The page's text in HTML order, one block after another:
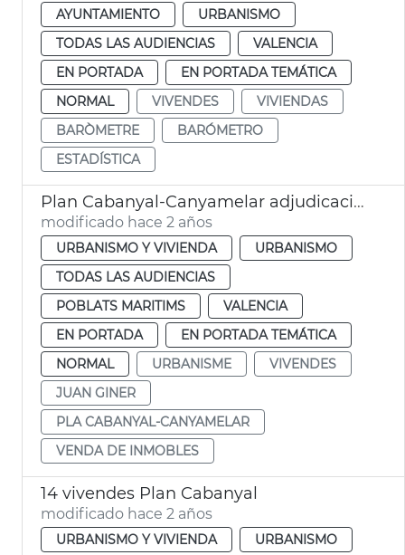
AYUNTAMIENTO
URBANISMO
TODAS LAS AUDIENCIAS
VALENCIA
EN PORTADA
EN PORTADA TEMÁTICA
NORMAL
VIVENDES
VIVIENDAS
BARÒMETRE
BARÓMETRO
ESTADÍSTICA
Plan Cabanyal-Canyamelar adjudicación 14 inmuebles
modificado hace 2 años
URBANISMO Y VIVIENDA
URBANISMO
TODAS LAS AUDIENCIAS
POBLATS MARITIMS
VALENCIA
EN PORTADA
EN PORTADA TEMÁTICA
NORMAL
URBANISME
VIVENDES
JUAN GINER
PLA CABANYAL-CANYAMELAR
VENDA DE INMOBLES
14 vivendes Plan Cabanyal
modificado hace 2 años
URBANISMO Y VIVIENDA URBANISMO